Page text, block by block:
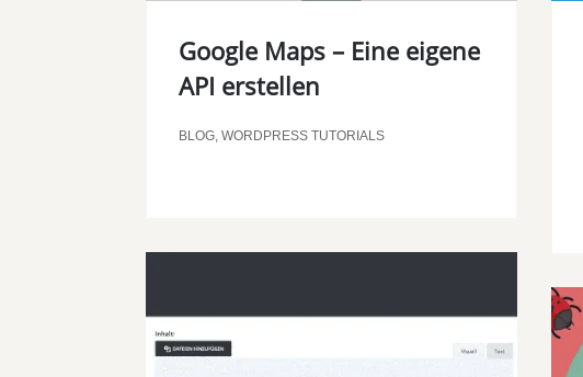
Google Maps – Eine eigene
API erstellen
BLOG,WORDPRESS TUTORIALS